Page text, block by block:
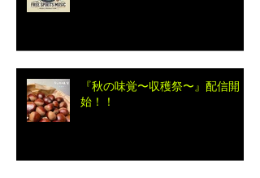
『秋の味覚〜収穫祭〜』配信開
始！！